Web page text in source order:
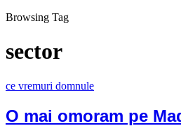
Browsing Tag
sector
ce vremuri domnule
O mai omoram pe